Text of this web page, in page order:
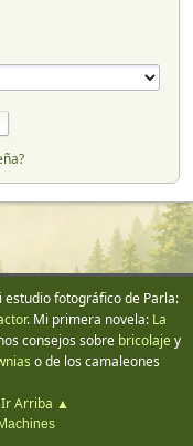
estudio fotográfico de Parla:
. Mi primera novela: La
consejos sobre bricolaje y
o de los camaleones
Ir Arriba ▲